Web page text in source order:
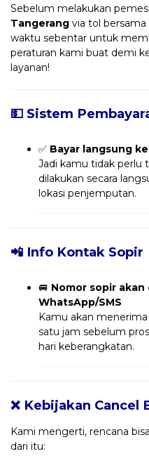
Sebelum melakukan
Tangerang via tol bersama
waktu sebentar untuk
peraturan kami buat demi
layanan!
💵 Sistem
✅ Bayar langsung
Jadi kamu tidak perlu
dilakukan secara
lokasi penjemputan.
📲 Info Kontak Sopir
🚐 Nomor sopir akan
WhatsApp/SMS
Kamu akan menerima
satu jam sebelum
hari keberangkatan.
❌ Kebijakan Cancel
Kami mengerti, rencana
dari itu: